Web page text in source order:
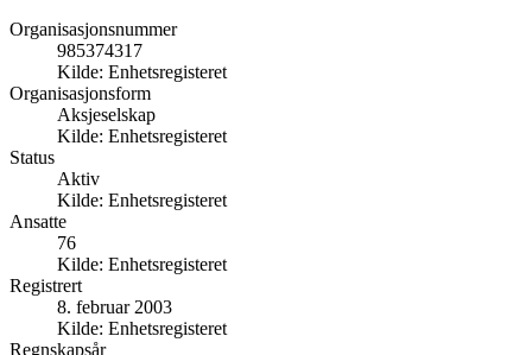
Organisasjonsnummer
985374317
Kilde: Enhetsregisteret
Organisasjonsform
Aksjeselskap
Kilde: Enhetsregisteret
Status
Aktiv
Kilde: Enhetsregisteret
Ansatte
76
Kilde: Enhetsregisteret
Registrert
8. februar 2003
Kilde: Enhetsregisteret
Regnskapsår